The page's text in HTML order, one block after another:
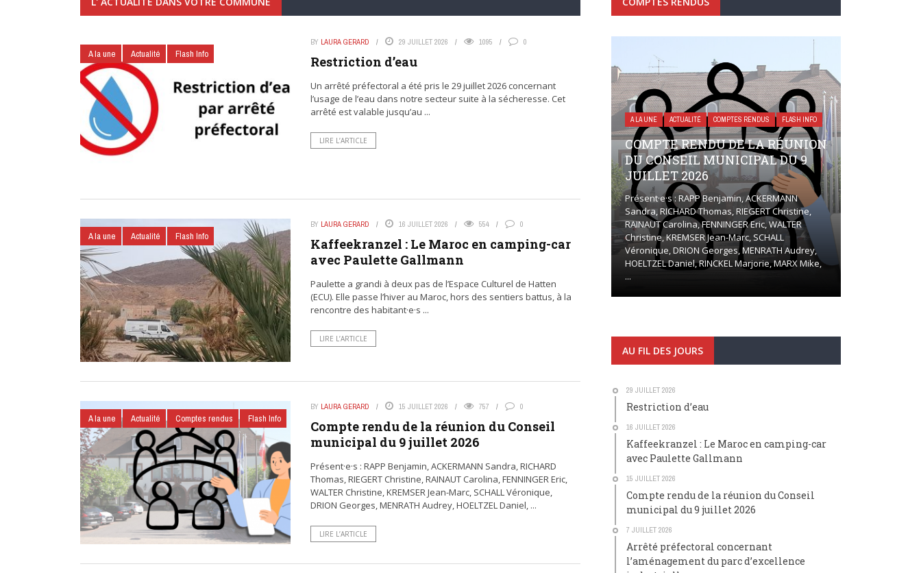
A la une Actualité Flash Info
BY LAURA GERARD 29 JUILLET 2026 1095 0
Restriction d’eau
Un arrêté préfectoral a été pris le 29 juillet 2026 concernant
l’usage de l’eau dans notre secteur suite à la sécheresse. Cet
arrêté est valable jusqu’au ...
LIRE L’ARTICLE
A la une Actualité Flash Info
BY LAURA GERARD 16 JUILLET 2026 554 0
Kaffeekranzel : Le Maroc en camping-car
avec Paulette Gallmann
Paulette a grandi à deux pas de l’Espace Culturel de Hatten
(ECU). Elle passe l’hiver au Maroc, hors des sentiers battus, à la
rencontre des habitant·e·s ...
LIRE L’ARTICLE
A la une Actualité Comptes rendus Flash Info
BY LAURA GERARD 15 JUILLET 2026 757 0
Compte rendu de la réunion du Conseil
municipal du 9 juillet 2026
Présent·e·s : RAPP Benjamin, ACKERMANN Sandra, RICHARD
Thomas, RIEGERT Christine, RAINAUT Carolina, FENNINGER Eric,
WALTER Christine, KREMSER Jean-Marc, SCHALL Véronique,
DRION Georges, MENRATH Audrey, HOELTZEL Daniel, ...
LIRE L’ARTICLE
A LA UNE ACTUALITÉ COMPTES RENDUS FLASH INFO
COMPTE RENDU DE LA RÉUNION
DU CONSEIL MUNICIPAL DU 9
JUILLET 2026
Présent·e·s : RAPP Benjamin, ACKERMANN
Sandra, RICHARD Thomas, RIEGERT Christine,
RAINAUT Carolina, FENNINGER Eric, WALTER
Christine, KREMSER Jean-Marc, SCHALL
Véronique, DRION Georges, MENRATH Audrey,
HOELTZEL Daniel, RINCKEL Marjorie, MARX Mike,
...
AU FIL DES JOURS
29 JUILLET 2026
Restriction d’eau
16 JUILLET 2026
Kaffeekranzel : Le Maroc en camping-car
avec Paulette Gallmann
15 JUILLET 2026
Compte rendu de la réunion du Conseil
municipal du 9 juillet 2026
7 JUILLET 2026
Arrêté préfectoral concernant
l’aménagement du parc d’excellence